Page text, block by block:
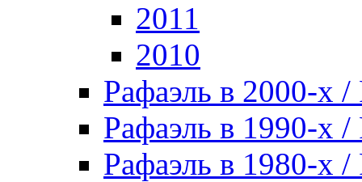
2011
2010
Рафаэль в 2000-х /
Рафаэль в 1990-х /
Рафаэль в 1980-х /